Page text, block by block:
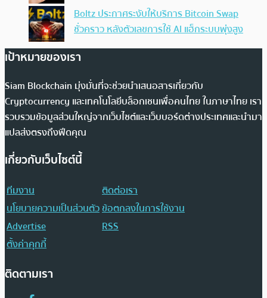
Boltz ประกาศระงับให้บริการ Bitcoin Swap
ชั่วคราว หลังตัวเลขการใช้ AI แฮ็กระบบพุ่งสูง
เป้าหมายของเรา
Siam Blockchain มุ่งมั่นที่จะช่วยนำเสนอสารเกี่ยวกับ
Cryptocurrency และเทคโนโลยีบล็อกเชนเพื่อคนไทย ในภาษาไทย เรา
รวบรวมข้อมูลส่วนใหญ่จากเว็บไซต์และเว็บบอร์ดต่างประเทศและนำมา
แปลส่งตรงถึงฟีดคุณ
เกี่ยวกับเว็บไซต์นี้
ทีมงาน
ติดต่อเรา
นโยบายความเป็นส่วนตัวข้อตกลงในการใช้งาน
Advertise
RSS
ตั้งค่าคุกกี้
ติดตามเรา